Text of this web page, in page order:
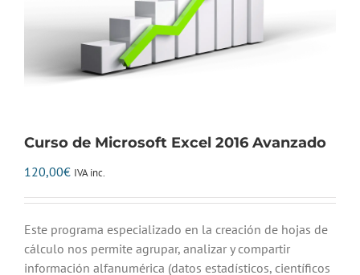
Curso de Microsoft Excel 2016 Avanzado
120,00€ IVA inc.
Este programa especializado en la creación de hojas de
cálculo nos permite agrupar, analizar y compartir
información alfanumérica (datos estadísticos, científicos